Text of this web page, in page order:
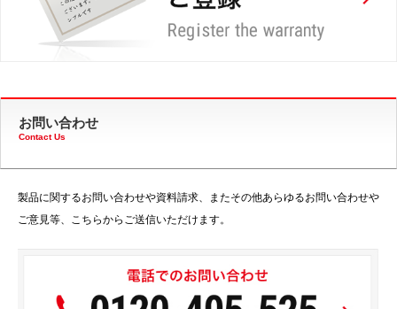
お問い合わせ
Contact Us
製品に関するお問い合わせや資料請求、またその他あらゆるお問い合わせや
ご意見等、こちらからご送信いただけます。